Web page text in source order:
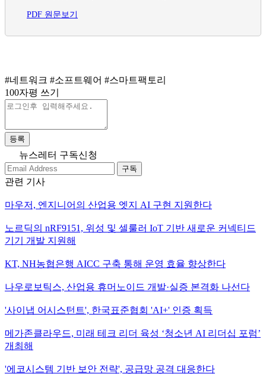
PDF 원문보기
#네트워크 #소프트웨어 #스마트팩토리
100자평 쓰기
등록
뉴스레터 구독신청
구독
관련 기사
마우저, 엔지니어의 산업용 엣지 AI 구현 지원한다
노르딕의 nRF9151, 위성 및 셀룰러 IoT 기반 새로운 커넥티드
기기 개발 지원해
KT, NH농협은행 AICC 구축 통해 운영 효율 향상한다
나우로보틱스, 산업용 휴머노이드 개발·실증 본격화 나선다
'사이냅 어시스턴트', 한국표준협회 'AI+' 인증 획득
메가존클라우드, 미래 테크 리더 육성 ‘청소년 AI 리더십 포럼’
개최해
'에코시스템 기반 보안 전략', 공급망 공격 대응한다